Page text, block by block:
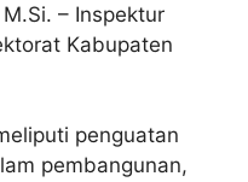
– Inspektur
Kabupaten
penguatan
pembangunan,